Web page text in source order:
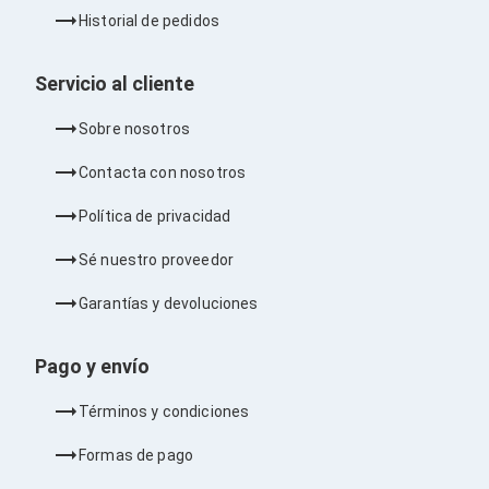
Ventiladores
Unidades de Disco
Desktop y Portátiles
Cargadores
Maletines
Filtros de privacidad
Bases para Laptops
Mochilas para Laptops
Soportes para Celulares y Tablets
Tablets
Webcams y Audio
Audífonos
Accesorios para PC's
Historial de pedidos
Servicio al cliente
Sobre nosotros
Contacta con nosotros
Política de privacidad
Sé nuestro proveedor
Garantías y devoluciones
Pago y envío
Términos y condiciones
Formas de pago